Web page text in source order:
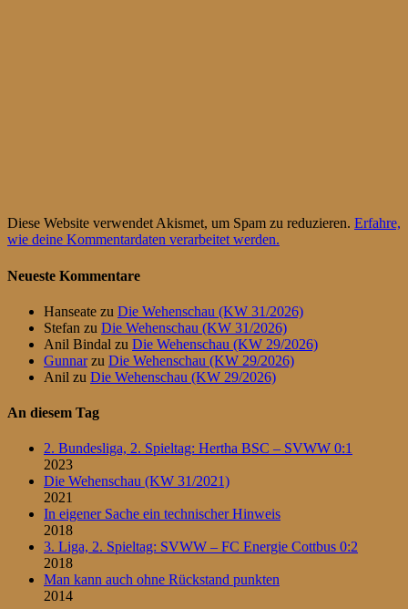
Diese Website verwendet Akismet, um Spam zu reduzieren. Erfahre,
wie deine Kommentardaten verarbeitet werden.
Neueste Kommentare
Hanseate zu Die Wehenschau (KW 31/2026)
Stefan zu Die Wehenschau (KW 31/2026)
Anil Bindal zu Die Wehenschau (KW 29/2026)
Gunnarzu Die Wehenschau (KW 29/2026)
Anil zu Die Wehenschau (KW 29/2026)
An diesem Tag
2. Bundesliga, 2. Spieltag: Hertha BSC – SVWW 0:1
2023
Die Wehenschau (KW 31/2021)
2021
In eigener Sache ein technischer Hinweis
2018
3. Liga, 2. Spieltag: SVWW – FC Energie Cottbus 0:2
2018
Man kann auch ohne Rückstand punkten
2014